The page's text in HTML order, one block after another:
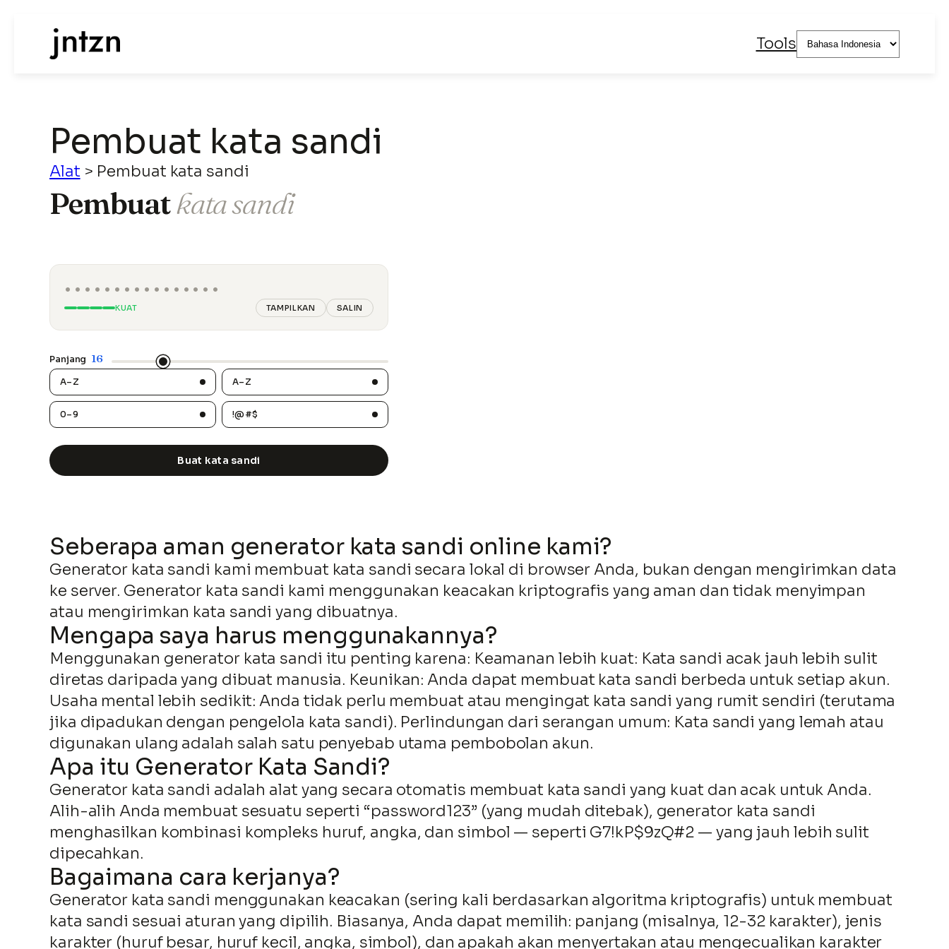
Lewati
ke
Tools Pilih
sebuah
Pembuat kata sandi
Alat > Pembuat kata sandi
Pembuatkata sandi
••••••••••••••••
KUAT TAMPILKAN SALIN
Panjang 16
A–Z A–Z
0–9 !@#$
Buat kata sandi
Seberapa aman generator kata sandi online kami?
Generator kata sandi kami membuat kata sandi secara lokal di browser Anda, bukan dengan mengirimkan data
ke server. Generator kata sandi kami menggunakan keacakan kriptografis yang aman dan tidak menyimpan
atau mengirimkan kata sandi yang dibuatnya.
Mengapa saya harus menggunakannya?
Menggunakan generator kata sandi itu penting karena: Keamanan lebih kuat: Kata sandi acak jauh lebih sulit
diretas daripada yang dibuat manusia. Keunikan: Anda dapat membuat kata sandi berbeda untuk setiap akun.
Usaha mental lebih sedikit: Anda tidak perlu membuat atau mengingat kata sandi yang rumit sendiri (terutama
jika dipadukan dengan pengelola kata sandi). Perlindungan dari serangan umum: Kata sandi yang lemah atau
digunakan ulang adalah salah satu penyebab utama pembobolan akun.
Apa itu Generator Kata Sandi?
Generator kata sandi adalah alat yang secara otomatis membuat kata sandi yang kuat dan acak untuk Anda.
Alih-alih Anda membuat sesuatu seperti “password123” (yang mudah ditebak), generator kata sandi
menghasilkan kombinasi kompleks huruf, angka, dan simbol — seperti G7!kP$9zQ#2 — yang jauh lebih sulit
dipecahkan.
Bagaimana cara kerjanya?
Generator kata sandi menggunakan keacakan (sering kali berdasarkan algoritma kriptografis) untuk membuat
kata sandi sesuai aturan yang dipilih. Biasanya, Anda dapat memilih: panjang (misalnya, 12-32 karakter), jenis
karakter (huruf besar, huruf kecil, angka, simbol), dan apakah akan menyertakan atau mengecualikan karakter